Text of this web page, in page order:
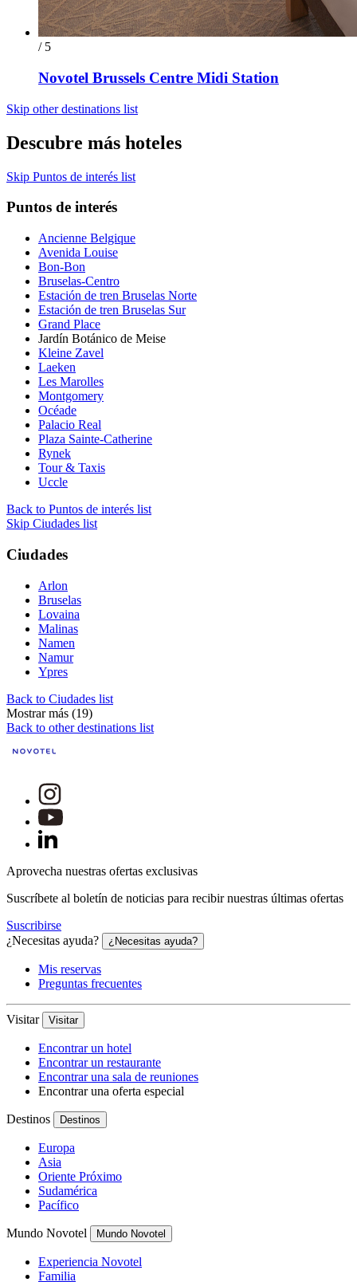
/ 5
Novotel Brussels Centre Midi Station
Skip other destinations list
Descubre más hoteles
Skip Puntos de interés list
Puntos de interés
Ancienne Belgique
Avenida Louise
Bon-Bon
Bruselas-Centro
Estación de tren Bruselas Norte
Estación de tren Bruselas Sur
Grand Place
Jardín Botánico de Meise
Kleine Zavel
Laeken
Les Marolles
Montgomery
Océade
Palacio Real
Plaza Sainte-Catherine
Rynek
Tour & Taxis
Uccle
Back to Puntos de interés list
Skip Ciudades list
Ciudades
Arlon
Bruselas
Lovaina
Malinas
Namen
Namur
Ypres
Back to Ciudades list
Mostrar más (19)
Back to other destinations list
Aprovecha nuestras ofertas exclusivas
Suscríbete al boletín de noticias para recibir nuestras últimas ofertas
Suscribirse
¿Necesitas ayuda?
¿Necesitas ayuda?
Mis reservas
Preguntas frecuentes
Visitar Visitar
Encontrar un hotel
Encontrar un restaurante
Encontrar una sala de reuniones
Encontrar una oferta especial
Destinos Destinos
Europa
Asia
Oriente Próximo
Sudamérica
Pacífico
Mundo Novotel Mundo Novotel
Experiencia Novotel
Familia